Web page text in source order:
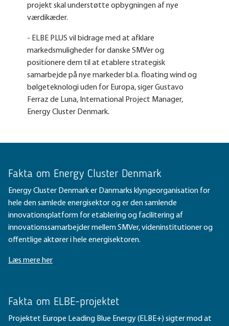
projekt skal understøtte opbygningen af nye
værdikæder.
- ELBE PLUS vil bidrage med at afklare
markedsmuligheder for danske SMVer og
positionere dem til at etablere strategisk
samarbejde på nye markeder bl.a. floating wind og
bølgeteknologi uden for Europa, siger Gustavo
Ferraz de Luna, International Project Manager,
Energy Cluster Denmark.
Fakta om Energy Cluster Denmark
Energy Cluster Denmark er Danmarks klyngeorganisation for
hele den samlede energisektor og er den samlende
innovationsplatform for etablering og facilitering af
innovationssamarbejder mellem SMVer, videninstitutioner og
offentlige aktører i hele energisektoren.
Læs mere her
Fakta om ELBE-projektet
Projektet Europe Leading Blue Energy (ELBE+) sigter mod at